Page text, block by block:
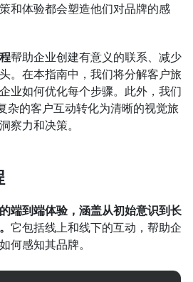
和体验都会塑造他们对品牌的感
帮助企业创建有意义的联系、减少
。在本指南中，我们将分解客户旅
业如何优化每个步骤。此外，我们
杂的客户互动转化为清晰的视觉旅
察力和决策。
端到端体验，涵盖从初始意识到长
它包括线上和线下的互动，帮助企
何感知其品牌。